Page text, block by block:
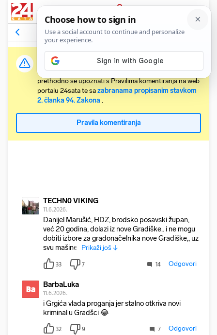
PRIJAVA
Komentari88 Relevantni
Važna obavijest:
Svaki korisnik koji želi komentirati članke obvezan je
prethodno se upoznati s Pravilima komentiranja na web
portalu 24sata te sazabranama propisanim stavkom
2. članka 94. Zakona .
Pravila komentiranja
TECHN0 VIKING
11.6.2026.
Danijel Marušić, HDZ, brodsko posavski župan,
već 20 godina, dolazi iz nove Gradiške.. i ne mogu
dobiti izbore za gradonačelnika nove Gradiške,, uz
svu mašiner Prikaži još ↓
33 7 14 Odgovori
Ba BarbaLuka
11.6.2026.
i Grgića vlada proganja jer stalno otkriva novi
kriminal u Gradšci 😂
32 9 7 Odgovori